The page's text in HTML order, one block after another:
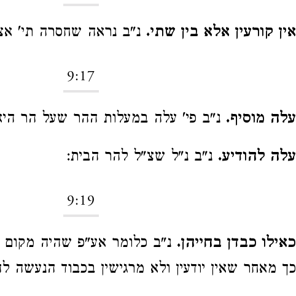
אין קורעין אלא בין שתי. נ"ב נראה שחסרה תי'
9:17
עלה מוסיף. נ"ב פי' עלה במעלות ההר שעל הר
עלה להודיע. נ"ב נ"ל שצ"ל להר הבית:
9:19
כאילו כבדן בחייהן. נ"ב כלומר אע"פ שהיה
כך מאחר שאין יודעין ולא מרגישין בכבוד הנעשה